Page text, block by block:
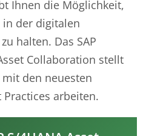
Ihnen die Möglichkeit,
der digitalen
halten. Das SAP
Collaboration stellt
den neuesten
arbeiten.